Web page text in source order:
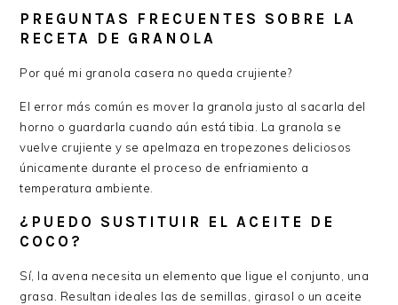
PREGUNTAS FRECUENTES SOBRE LA
RECETA DE GRANOLA
Por qué mi granola casera no queda crujiente?
El error más común es mover la granola justo al sacarla del
horno o guardarla cuando aún está tibia. La granola se
vuelve crujiente y se apelmaza en tropezones deliciosos
únicamente durante el proceso de enfriamiento a
temperatura ambiente.
¿PUEDO SUSTITUIR EL ACEITE DE
COCO?
Sí, la avena necesita un elemento que ligue el conjunto, una
grasa. Resultan ideales las de semillas, girasol o un aceite